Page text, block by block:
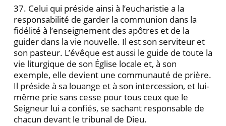
37. Celui qui préside ainsi à l’eucharistie a la
responsabilité de garder la communion dans la
fidélité à l’enseignement des apôtres et de la
guider dans la vie nouvelle. Il est son serviteur et
son pasteur. L’évêque est aussi le guide de toute la
vie liturgique de son Église locale et, à son
exemple, elle devient une communauté de prière.
Il préside à sa louange et à son intercession, et lui-
même prie sans cesse pour tous ceux que le
Seigneur lui a confiés, se sachant responsable de
chacun devant le tribunal de Dieu.